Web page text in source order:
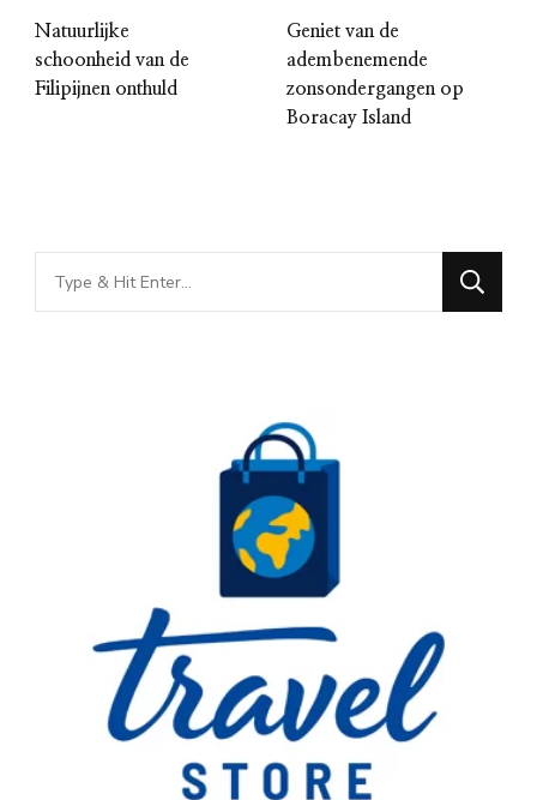
Natuurlijke
schoonheid van de
Filipijnen onthuld
Geniet van de
adembenemende
zonsondergangen op
Boracay Island
Looking
for